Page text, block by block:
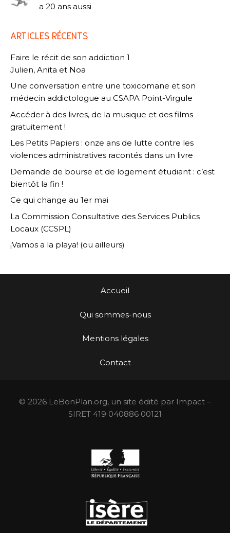
a 20 ans aussi
ARTICLES RÉCENTS
Faire le récit de son addiction 1
Julien, Anita et Noa
Une conversation entre une toxicomane et son
médecin addictologue au CSAPA Point-Virgule
Accéder à des livres, de la musique et des films
gratuitement !
Les Petits Papiers : onze ans de lutte contre les
violences administratives racontés dans un livre
Demande de bourse et de logement étudiant : c’est
bientôt la fin !
Ce qui change au 1er mai
La Commission Consultative des Services Publics
Locaux (CCSPL)
¡Vamos a la playa! (ou ailleurs)
Accueil
Qui sommes-nous
Mentions légales
Contact
© 2026 LeBonPlan.org, un site édité par Impact –
SIRET 419 040886 00121